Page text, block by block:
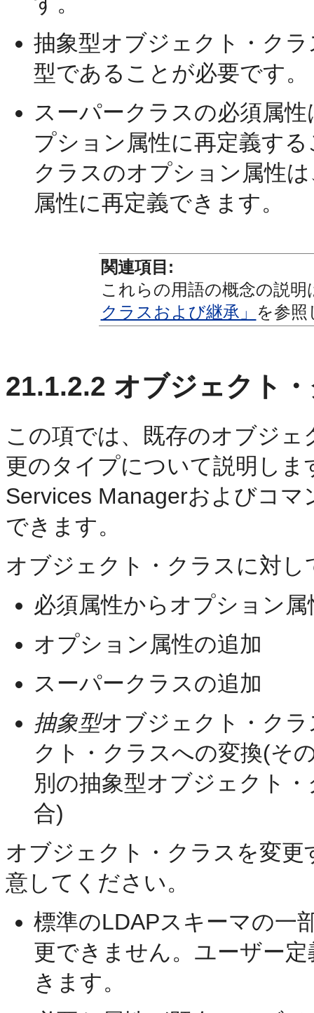
抽象型オブジェクト・ク
型であることが必要です。
スーパークラスの必須属
プション属性に再定義す
クラスのオプション属性
属性に再定義できます。
関連項目:
これらの用語の概念の説明
クラスおよび継承」 を参照
21.1.2.2 オブジェクト
この項では、既存のオブジ
更のタイプについて説明し
Services Managerおよびコ
できます。
オブジェクト・クラスに対
必須属性からオプション
オプション属性の追加
スーパークラスの追加
抽象型オブジェクト・ク
クト・クラスへの変換(そ
別の抽象型オブジェクト
合)
オブジェクト・クラスを変
意してください。
標準のLDAPスキーマの一
更できません。ユーザー
きます。